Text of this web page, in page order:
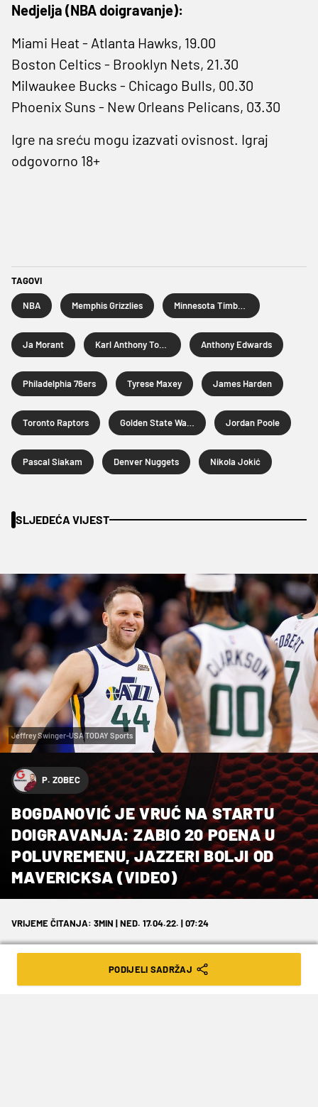
Nedjelja (NBA doigravanje):
Miami Heat - Atlanta Hawks, 19.00
Boston Celtics - Brooklyn Nets, 21.30
Milwaukee Bucks - Chicago Bulls, 00.30
Phoenix Suns - New Orleans Pelicans, 03.30
Igre na sreću mogu izazvati ovisnost. Igraj
odgovorno 18+
TAGOVI
NBA Memphis Grizzlies
Ja Morant Anthony Edwards
Philadelphia 76ers Tyrese Maxey James Harden
Toronto Raptors Jordan Poole
Pascal Siakam Denver Nuggets Nikola Jokić
SLJEDEĆA VIJEST
Jeffrey Swinger-USA TODAY Sports
P. ZOBEC
BOGDANOVIĆ JE VRUĆ NA STARTU
DOIGRAVANJA: ZABIO 20 POENA U
POLUVREMENU, JAZZERI BOLJI OD
MAVERICKSA (VIDEO)
VRIJEME ČITANJA: 3MIN | NED. 17.04.22. | 07:24
PODIJELI SADRŽAJ